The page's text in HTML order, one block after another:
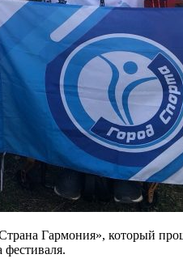
Гармония», который